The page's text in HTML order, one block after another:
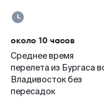
около 10 часов
Среднее время
перелета из Бургаса
Владивосток без
пересадок